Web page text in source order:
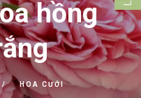
hồng
HOA CƯỚI